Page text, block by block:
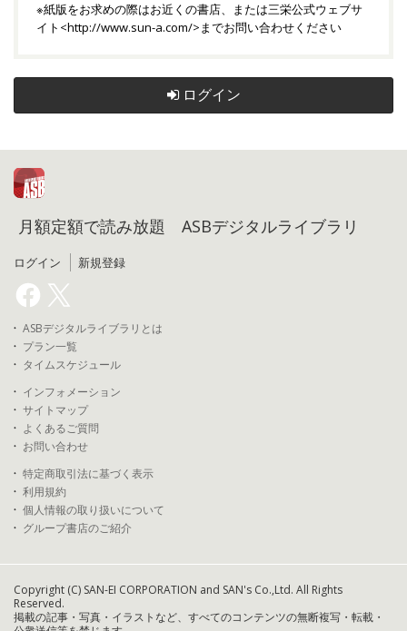
※紙版をお求めの際はお近くの書店、または三栄公式ウェブサ
イト<http://www.sun-a.com/>までお問い合わせください
ログイン
月額定額で読み放題 ASBデジタルライブラリ
ログイン 新規登録
ASBデジタルライブラリとは
プラン一覧
タイムスケジュール
インフォメーション
サイトマップ
よくあるご質問
お問い合わせ
特定商取引法に基づく表示
利用規約
個人情報の取り扱いについて
グループ書店のご紹介
Copyright (C) SAN-EI CORPORATION and SAN's Co.,Ltd. All Rights
Reserved.
掲載の記事・写真・イラストなど、すべてのコンテンツの無断複写・転載・